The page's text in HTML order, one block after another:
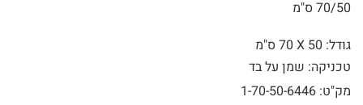
70/50 ס"מ
גודל: 50 X
70 ס"מ
טכניקה: שמן על בד
מק"ט: 1-70-50-6446